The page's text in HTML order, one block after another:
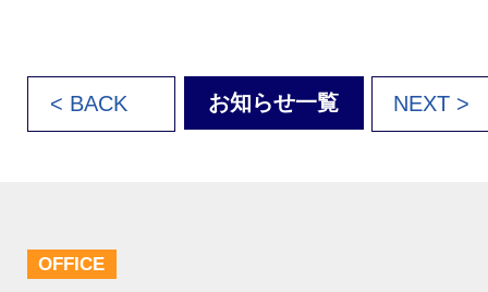
< BACK お知らせ一覧 NEXT >
OFFICE